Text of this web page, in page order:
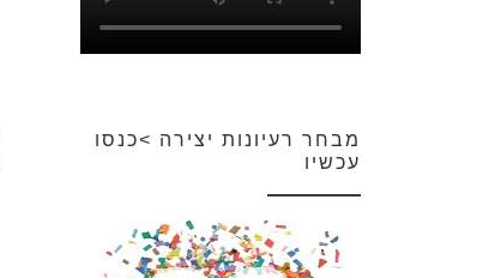
מבחר רעיונות יצירה >כנסו
עכשיו